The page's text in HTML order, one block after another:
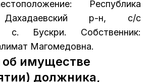
Республика
Дахадаевский р-н, с/с
с. Бускри. Собственник:
Магомедовна.
имуществе
должника,